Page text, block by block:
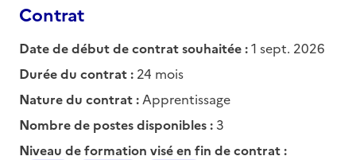
Contrat
Date de début de contrat souhaitée :1 sept. 2026
Durée du contrat : 24 mois
Nature du contrat : Apprentissage
Nombre de postes disponibles : 3
Niveau de formation visé en fin de contrat :